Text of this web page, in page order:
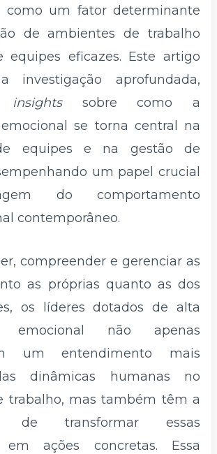
como um fator determinante
de ambientes de trabalho
equipes eficazes. Este artigo
investigação aprofundada,
insights sobre como a
se torna central na
equipes e na gestão de
um papel crucial
do comportamento
contemporâneo.
compreender e gerenciar as
as próprias quanto as dos
os líderes dotados de alta
emocional não apenas
um entendimento mais
dinâmicas humanas no
trabalho, mas também têm a
de transformar essas
em ações concretas. Essa